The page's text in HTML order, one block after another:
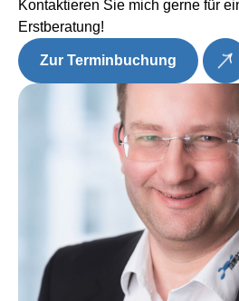
Kontaktieren Sie mich gerne für
Erstberatung!
Zur Terminbuchung